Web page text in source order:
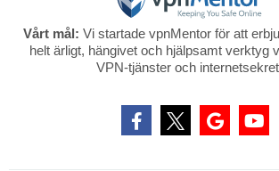
Vårt mål: Vi startade vpnMentor för att
helt ärligt, hängivet och hjälpsamt verktyg
VPN-tjänster och